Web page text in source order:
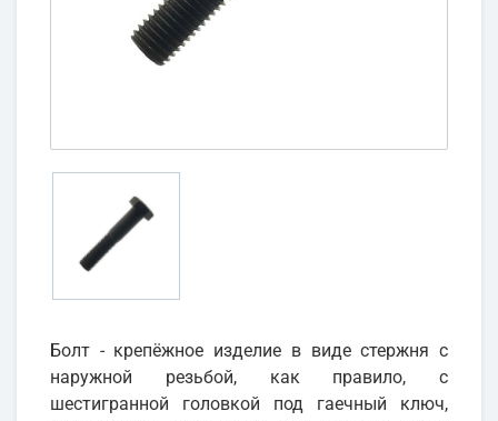
Болт - крепёжное изделие в виде стержня с
наружной резьбой, как правило, с
шестигранной головкой под гаечный ключ,